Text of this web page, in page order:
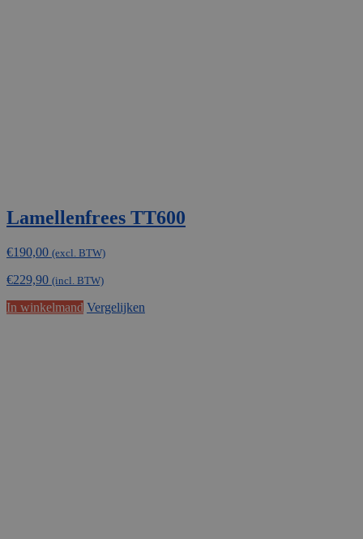
Lamellenfrees TT600
€190,00 (excl. BTW)
€229,90 (incl. BTW)
In winkelmand Vergelijken